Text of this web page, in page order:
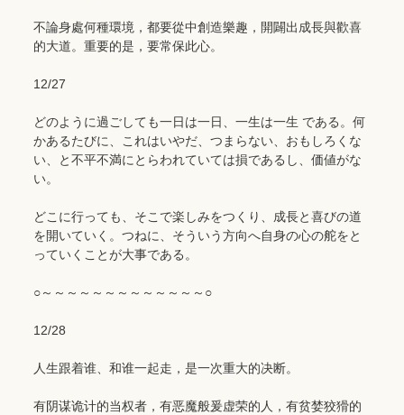
不論身處何種環境，都要從中創造樂趣，開闢出成長與歡喜
的大道。重要的是，要常保此心。
12/27
どのように過ごしても一日は一日、一生は一生 である。何
かあるたびに、これはいやだ、つまらない、おもしろくな
い、と不平不満にとらわれていては損であるし、価値がな
い。
どこに行っても、そこで楽しみをつくり、成長と喜びの道
を開いていく。つねに、そういう方向へ自身の心の舵をと
っていくことが大事である。
○～～～～～～～～～～～～～○
12/28
人生跟着谁、和谁一起走，是一次重大的决断。
有阴谋诡计的当权者，有恶魔般爰虚荣的人，有贫婪狡猾的